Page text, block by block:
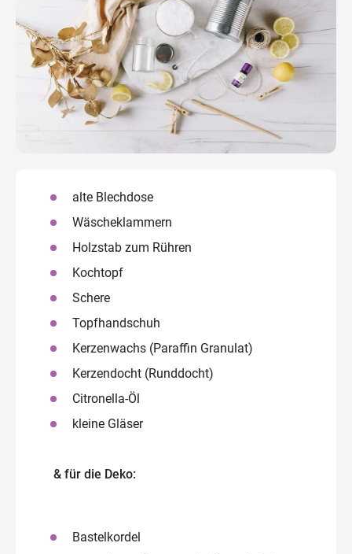
alte Blechdose
Wäscheklammern
Holzstab zum Rühren
Kochtopf
Schere
Topfhandschuh
Kerzenwachs (Paraffin Granulat)
Kerzendocht (Runddocht)
Citronella-Öl
kleine Gläser
& für die Deko:
Bastelkordel